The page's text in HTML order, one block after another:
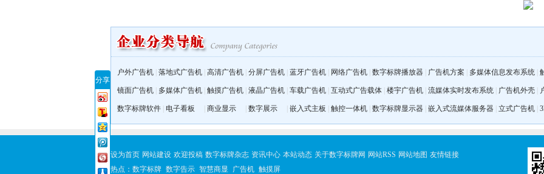
户外广告机 落地式广告机 高清广告机 分屏广告机 蓝牙广告机 网络广告机 数字标牌播放器 广告机方案 多媒体信息发布系统
镜面广告机 多媒体广告机 触摸广告机 液晶广告机 车载广告机 互动式广告载体 楼宇广告机 流媒体实时发布系统 广告机外壳
数字标牌软件 电子看板 商业显示 数字展示 嵌入式主板 触控一体机 数字标牌显示器 嵌入式流媒体服务器 立式广告机
设为首页 网站建设 欢迎投稿 数字标牌杂志 资讯中心 本站动态 关于数字标牌网 网站RSS 网站地图 友情链接
热点： 数字标牌 数字告示 智慧商显 广告机 触摸屏
分享